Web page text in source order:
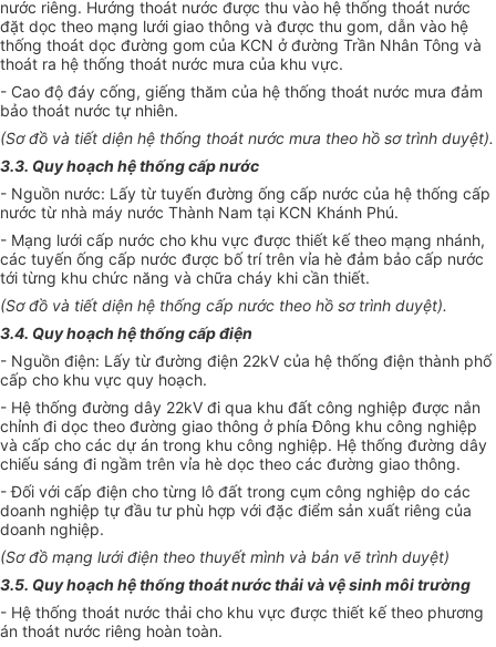
nước riêng. Hướng thoát nước được thu vào hệ thống thoát nước
đặt dọc theo mạng lưới giao thông và được thu gom, dẫn vào hệ
thống thoát dọc đường gom của KCN ở đường Trần Nhân Tông và
thoát ra hệ thống thoát nước mưa của khu vực.
- Cao độ đáy cống, giếng thăm của hệ thống thoát nước mưa đảm
bảo thoát nước tự nhiên.
(Sơ đồ và tiết diện hệ thống thoát nước mưa theo hồ sơ trình duyệt).
3.3. Quy hoạch hệ thống cấp nước
- Nguồn nước: Lấy từ tuyến đường ống cấp nước của hệ thống cấp
nước từ nhà máy nước Thành Nam tại KCN Khánh Phú.
- Mạng lưới cấp nước cho khu vực được thiết kế theo mạng nhánh,
các tuyến ống cấp nước được bố trí trên vỉa hè đảm bảo cấp nước
tới từng khu chức năng và chữa cháy khi cần thiết.
(Sơ đồ và tiết diện hệ thống cấp nước theo hồ sơ trình duyệt).
3.4. Quy hoạch hệ thống cấp điện
- Nguồn điện: Lấy từ đường điện 22kV của hệ thống điện thành phố
cấp cho khu vực quy hoạch.
- Hệ thống đường dây 22kV đi qua khu đất công nghiệp được nắn
chỉnh đi dọc theo đường giao thông ở phía Đông khu công nghiệp
và cấp cho các dự án trong khu công nghiệp. Hệ thống đường dây
chiếu sáng đi ngầm trên vỉa hè dọc theo các đường giao thông.
- Đối với cấp điện cho từng lô đất trong cụm công nghiệp do các
doanh nghiệp tự đầu tư phù hợp với đặc điểm sản xuất riêng của
doanh nghiệp.
(Sơ đồ mạng lưới điện theo thuyết mình và bản vẽ trình duyệt)
3.5. Quy hoạch hệ thốngthoátnước thải và vệ sinh môi trường
- Hệ thống thoát nước thải cho khu vực được thiết kế theo phương
án thoát nước riêng hoàn toàn.